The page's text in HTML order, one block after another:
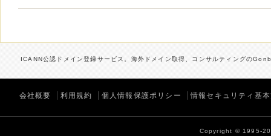
ICANN公認ドメイン登録サービス。海外ドメイン取得、コンサルティングの
会社概要 利用規約 個人情報保護ポリシー 情報セキュリティ基
Copyright © 1995-